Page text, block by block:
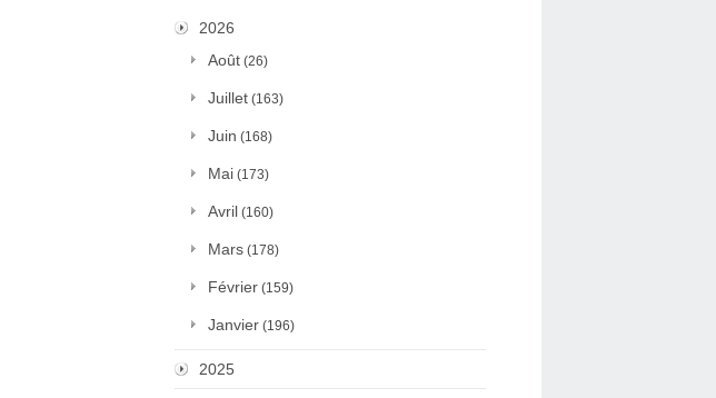
2026
Août (26)
Juillet (163)
Juin (168)
Mai (173)
Avril (160)
Mars (178)
Février (159)
Janvier (196)
2025